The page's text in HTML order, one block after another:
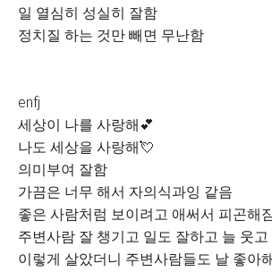
일 열심히 성실히 잘함
정치질 하는 것만 빼면 무난함
enfj
세상이 나를 사랑해💕
나도 세상을 사랑해💘
의미부여 잘함
가끔은 너무 해서 자의식과잉 같음
좋은 사람처럼 보이려고 애써서 피곤해
주변사람 잘 챙기고 일도 잘하고 늘 웃고
이렇게 살았더니 주변사람들도 날 좋아